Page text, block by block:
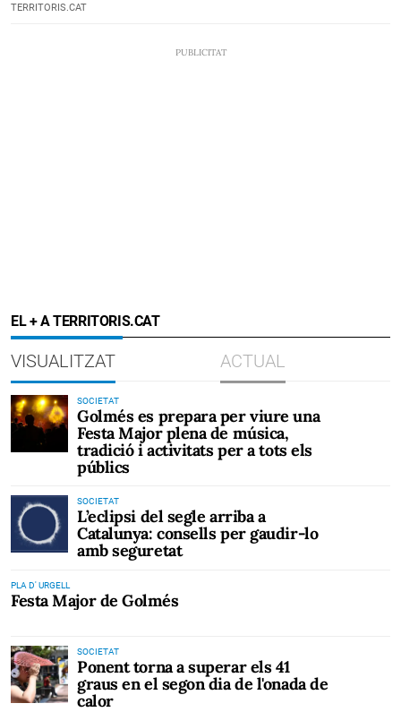
TERRITORIS.CAT
EL + A TERRITORIS.CAT
VISUALITZAT ACTUAL
SOCIETAT
Golmés es prepara per viure una
Festa Major plena de música,
tradició i activitats per a tots els
públics
SOCIETAT
L’eclipsi del segle arriba a
Catalunya: consells per gaudir-lo
amb seguretat
PLA D' URGELL
Festa Major de Golmés
SOCIETAT
Ponent torna a superar els 41
graus en el segon dia de l'onada de
calor